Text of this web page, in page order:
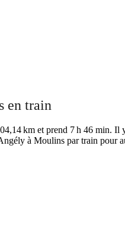
en train
km et prend 7 h 46 min.
à Moulins par train